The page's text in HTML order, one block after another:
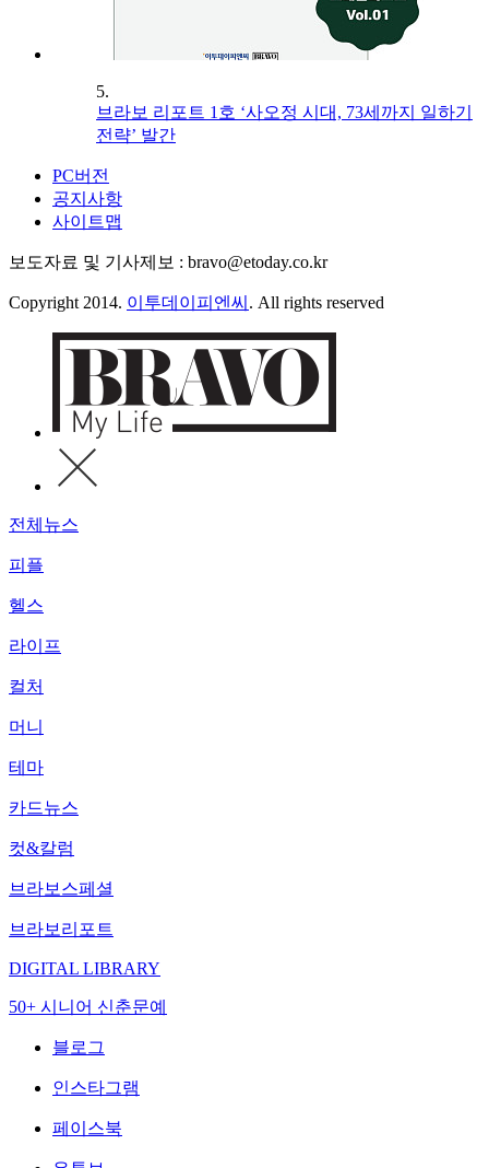
5.
브라보 리포트 1호 ‘사오정 시대, 73세까지 일하기
전략’ 발간
PC버전
공지사항
사이트맵
보도자료 및 기사제보 : bravo@etoday.co.kr
Copyright 2014. 이투데이피엔씨 . All rights reserved
전체뉴스
피플
헬스
라이프
컬처
머니
테마
카드뉴스
컷&칼럼
브라보스페셜
브라보리포트
DIGITAL LIBRARY
50+ 시니어 신춘문예
블로그
인스타그램
페이스북